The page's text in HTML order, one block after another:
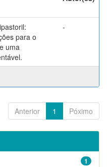
para o
uma
-
Anterior 1 Póximo
1